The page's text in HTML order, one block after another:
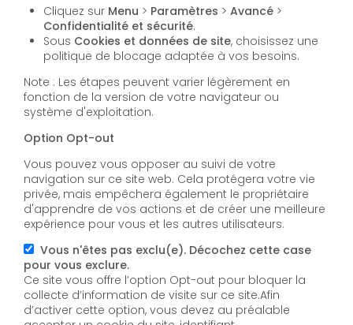
Cliquez sur Menu > Paramètres >Avancé >
Confidentialité et sécurité.
Sous Cookies et données de site, choisissez une
politique de blocage adaptée à vos besoins.
Note : Les étapes peuvent varier légèrement en
fonction de la version de votre navigateur ou
système d'exploitation.
Option Opt-out
Vous pouvez vous opposer au suivi de votre
navigation sur ce site web. Cela protégera votre vie
privée, mais empêchera également le propriétaire
d'apprendre de vos actions et de créer une meilleure
expérience pour vous et les autres utilisateurs.
Vous n'êtes pas exclu(e). Décochez cette case
pour vous exclure.
Ce site vous offre l’option Opt-out pour bloquer la
collecte d’information de visite sur ce site.Afin
d’activer cette option, vous devez au préalable